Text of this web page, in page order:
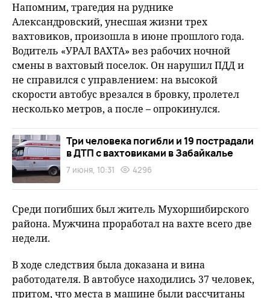
Напомним, трагедия на руднике
Александровский, унесшая жизни трех
вахтовиков, произошла в июне прошлого года.
Водитель «УРАЛ ВАХТА» вез рабочих ночной
смены в вахтовый поселок. Он нарушил ПДД и
не справился с управлением: на высокой
скорости автобус врезался в бровку, пролетел
несколько метров, а после – опрокинулся.
Три человека погибли и 19 пострадали
в ДТП с вахтовиками в Забайкалье
7 июня, 10:31 4296
Среди погибших был житель Мухоршибирского
района. Мужчина проработал на вахте всего две
недели.
В ходе следствия была доказана и вина
работодателя. В автобусе находились 37 человек,
притом, что места в машине были рассчитаны